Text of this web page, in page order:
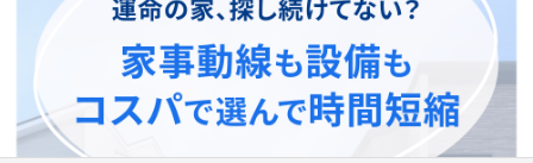
おすすめの物件